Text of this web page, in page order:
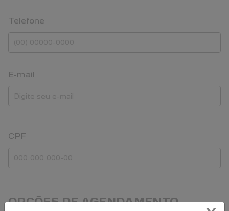
Telefone
E-mail
CPF
OPÇÕES DE AGENDAMENTO